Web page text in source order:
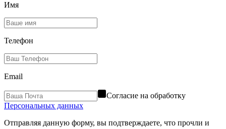
Имя
Телефон
Email
Согласие на обработку
Персональных данных
Отправляя данную форму, вы подтверждаете, что прочли и